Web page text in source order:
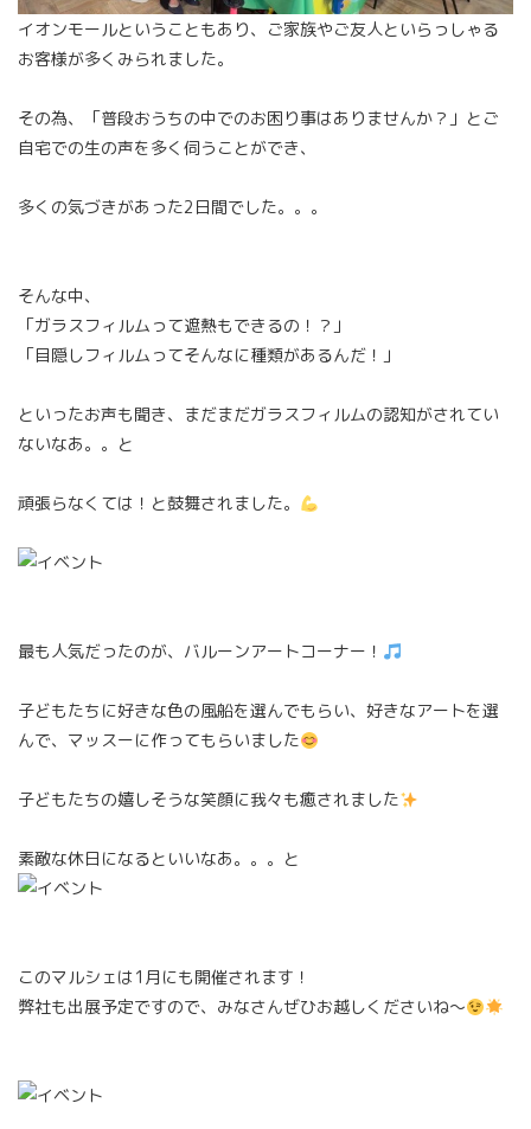
イオンモールということもあり、ご家族やご友人といらっしゃる
お客様が多くみられました。
その為、「普段おうちの中でのお困り事はありませんか？」とご
自宅での生の声を多く伺うことができ、
多くの気づきがあった2日間でした。。。
そんな中、
「ガラスフィルムって遮熱もできるの！？」
「目隠しフィルムってそんなに種類があるんだ！」
といったお声も聞き、まだまだガラスフィルムの認知がされてい
ないなあ。。と
頑張らなくては！と鼓舞されました。
最も人気だったのが、バルーンアートコーナー！
子どもたちに好きな色の風船を選んでもらい、好きなアートを選
んで、マッスーに作ってもらいました
子どもたちの嬉しそうな笑顔に我々も癒されました
素敵な休日になるといいなあ。。。と
このマルシェは1月にも開催されます！
弊社も出展予定ですので、みなさんぜひお越しくださいね～